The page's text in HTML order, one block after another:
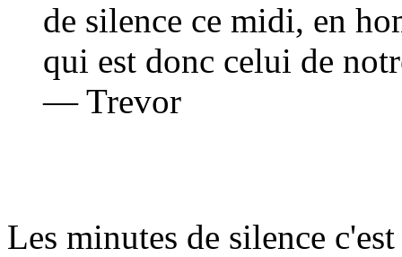
de silence ce midi, en
qui est donc celui de
— Trevor
Les minutes de silence